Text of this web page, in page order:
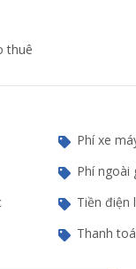
thuê
Phí xe
Phí ngoài
Tiền điện
Thanh